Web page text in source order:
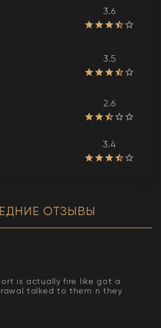
3.6
3.5
2.6
3.4
ОТЗЫВЫ
is actually fire like got a
talked to them n they